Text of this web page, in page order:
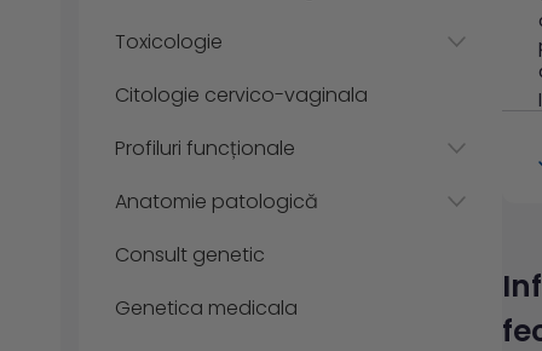
Toxicologie
Citologie cervico-vaginala
Profiluri funcționale
Anatomie patologică
Consult genetic
Genetica medicala